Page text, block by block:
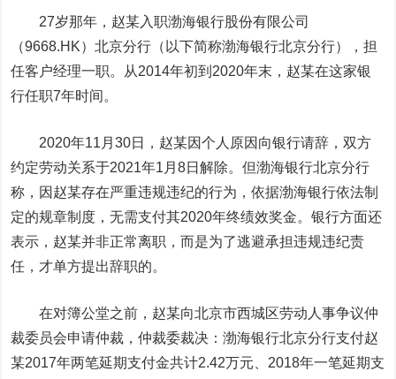
27岁那年，赵某入职渤海银行股份有限公司
（9668.HK）北京分行（以下简称渤海银行北京分行），担
任客户经理一职。从2014年初到2020年末，赵某在这家银
行任职7年时间。
2020年11月30日，赵某因个人原因向银行请辞，双方
约定劳动关系于2021年1月8日解除。但渤海银行北京分行
称，因赵某存在严重违规违纪的行为，依据渤海银行依法制
定的规章制度，无需支付其2020年终绩效奖金。银行方面还
表示，赵某并非正常离职，而是为了逃避承担违规违纪责
任，才单方提出辞职的。
在对簿公堂之前，赵某向北京市西城区劳动人事争议仲
裁委员会申请仲裁，仲裁委裁决：渤海银行北京分行支付赵
某2017年两笔延期支付金共计2.42万元、2018年一笔延期支